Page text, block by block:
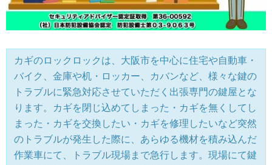
カギのロックロックは、大阪市を中心に住宅や自動車・
バイク、金庫や机・ロッカー、カバンなど、様々な鍵の
トラブルに緊急対応させていただく出張専門の鍵屋とな
ります。カギを閉じ込めてしまった・カギを無くしてし
まった・カギを交換したい・カギを修理したいなど突然
のトラブルが発生した際に、あらゆる機材を積み込んだ
作業車にて、トラブル現場まで急行します。現場にて鍵